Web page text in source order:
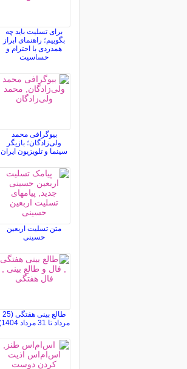
برای تسلیت باید چه
بگوییم؛ راهنمای ابراز
همدردی با احترام و
حساسیت
بیوگرافی محمد
ولی‌زادگان؛ بازیگر
سینما و تلویزیون ایران
متن تسلیت اربعین
حسینی
طالع بینی هفتگی (25
مرداد تا 31 مرداد 1404)